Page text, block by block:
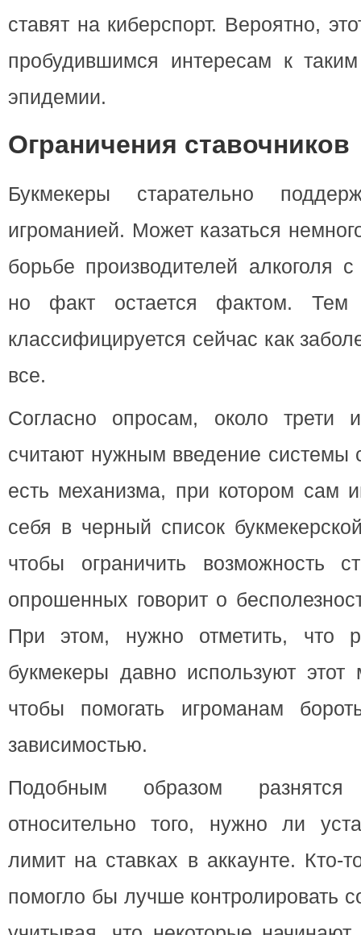
ставят на киберспорт. Вероятно,
пробудившимся интересам к
эпидемии.
Ограничения ставочников
Букмекеры старательно
игроманией. Может казаться
борьбе производителей алкоголя
но факт остается фактом. Тем
классифицируется сейчас как
все.
Согласно опросам, около трети
считают нужным введение системы
есть механизма, при котором сам
себя в черный список
чтобы ограничить возможность
опрошенных говорит о
При этом, нужно отметить, что
букмекеры давно используют этот
чтобы помогать игроманам
зависимостью.
Подобным образом
относительно того, нужно ли
лимит на ставках в аккаунте. Кто-
помогло бы лучше контролировать